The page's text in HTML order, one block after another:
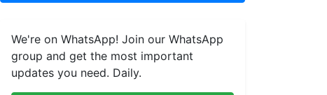
We're on WhatsApp! Join our WhatsApp
group and get the most important
updates you need. Daily.